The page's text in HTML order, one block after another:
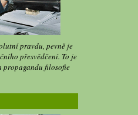
pravdu, pevně je
přesvědčení. To je
propagandu filosofie